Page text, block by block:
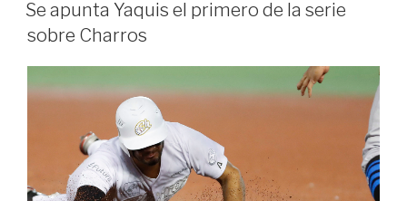
EN
Se apunta Yaquis el primero de la serie
sobre Charros